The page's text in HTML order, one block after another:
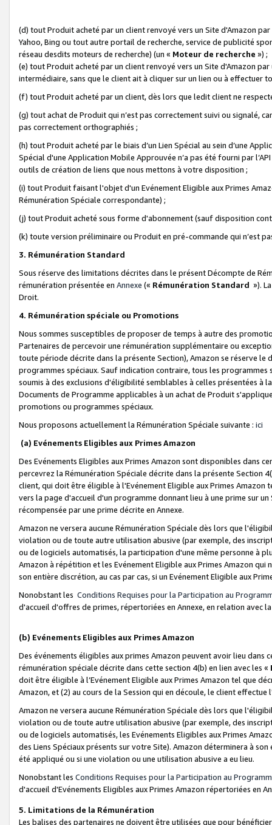
(d) tout Produit acheté par un client renvoyé vers un Site d'Amazon
Yahoo, Bing ou tout autre portail de recherche, service de publicité
réseau desdits moteurs de recherche) (un « Moteur de recherche ») ;
(e) tout Produit acheté par un client renvoyé vers un Site d'Amazon
intermédiaire, sans que le client ait à cliquer sur un lien ou à
(f) tout Produit acheté par un client, dès lors que ledit client ne
(g) tout achat de Produit qui n’est pas correctement suivi ou signalé,
pas correctement orthographiés ;
(h) tout Produit acheté par le biais d’un Lien Spécial au sein d’une
Spécial d'une Application Mobile Approuvée n’a pas été fourni par
outils de création de liens que nous mettons à votre disposition ;
(i) tout Produit faisant l'objet d'un Evénement Eligible aux Primes
Rémunération Spéciale correspondante) ;
(j) tout Produit acheté sous forme d'abonnement (sauf disposition
(k) toute version préliminaire ou Produit en pré-commande qui n’est
3. Rémunération Standard
Sous réserve des limitations décrites dans le présent Décompte de
rémunération présentée en Annexe (« Rémunération Standard »).
Droit.
4. Rémunération spéciale ou Promotions
Nous sommes susceptibles de proposer de temps à autre des
Partenaires de percevoir une rémunération supplémentaire ou
toute période décrite dans la présente Section), Amazon se réserve
programmes spéciaux. Sauf indication contraire, tous les
soumis à des exclusions d'éligibilité semblables à celles présentées à
Documents de Programme applicables à un achat de Produit
promotions ou programmes spéciaux.
Nous proposons actuellement la Rémunération Spéciale suivante : ici
(a) Evénements Eligibles aux Primes Amazon
Des Evénements Eligibles aux Primes Amazon sont disponibles dans
percevrez la Rémunération Spéciale décrite dans la présente Section
client, qui doit être éligible à l'Evénement Eligible aux Primes Amazon
vers la page d'accueil d'un programme donnant lieu à une prime sur
récompensée par une prime décrite en Annexe.
Amazon ne versera aucune Rémunération Spéciale dès lors que
violation ou de toute autre utilisation abusive (par exemple, des
ou de logiciels automatisés, la participation d'une même personne à
Amazon à répétition et les Evénement Eligible aux Primes Amazon qui
son entière discrétion, au cas par cas, si un Evénement Eligible aux
Nonobstant les Conditions Requises pour la Participation au
d'accueil d'offres de primes, répertoriées en Annexe, en relation avec
(b) Evénements Eligibles aux Primes Amazon
Des événements éligibles aux primes Amazon peuvent avoir lieu dans
rémunération spéciale décrite dans cette section 4(b) en lien avec les «
doit être éligible à l’Evénement Eligible aux Primes Amazon tel que
Amazon, et (2) au cours de la Session qui en découle, le client
Amazon ne versera aucune Rémunération Spéciale dès lors que
violation ou de toute autre utilisation abusive (par exemple, des
ou de logiciels automatisés, les Evénements Eligibles aux Primes
des Liens Spéciaux présents sur votre Site). Amazon déterminera à
été appliqué ou si une violation ou une utilisation abusive a eu lieu.
Nonobstant les Conditions Requises pour la Participation au
d'accueil d'Evénements Eligibles aux Primes Amazon répertoriées en
5. Limitations de la Rémunération
Les balises des partenaires ne doivent être utilisées que pour